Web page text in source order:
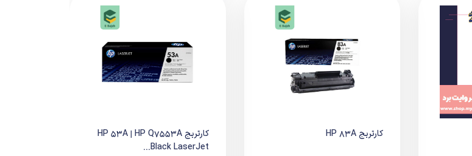
کارتریج HP 83A
کارتریج HP 53A | HP Q7553A
Black LaserJet...